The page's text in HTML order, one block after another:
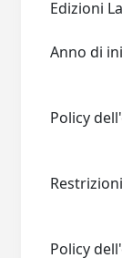
Anno di
Policy
Policy